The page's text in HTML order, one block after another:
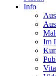
Info
Im
Vita